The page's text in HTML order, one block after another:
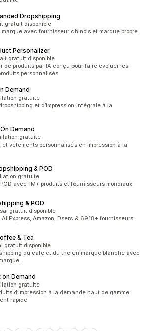
Dropshipping
gratuit disponible
marque avec fournisseur chinois et marque propre.
Personalizer
gratuit disponible
de produits par IA conçu pour faire évoluer les
personnalisés
Demand
gratuite
et d’impression intégrale à la
Demand
gratuite
vêtements personnalisés en impression à la
& POD
gratuite
avec 1M+ produits et fournisseurs mondiaux
& POD
gratuit disponible
AliExpress, Amazon, Dsers & 6918+ fournisseurs
& Tea
gratuit disponible
du café et du thé en marque blanche avec
Demand
gratuite
d’impression à la demande haut de gamme
rapide